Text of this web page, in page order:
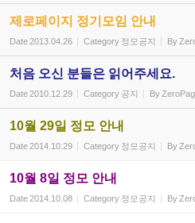
제로페이지 정기모임 안내
Date2013.04.26 Category 정모공지 By
처음 오신 분들은 읽어주세요.
Date2010.12.29 Category 공지 By
10월 29일 정모 안내
Date2014.10.29 Category 정모공지 By
10월 8일 정모 안내
Date2014.10.08 Category 정모공지 By